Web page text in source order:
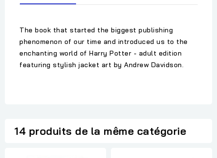
The book that started the biggest publishing
phenomenon of our time and introduced us to the
enchanting world of Harry Potter - adult edition
featuring stylish jacket art by Andrew Davidson.
14 produits de la même catégorie